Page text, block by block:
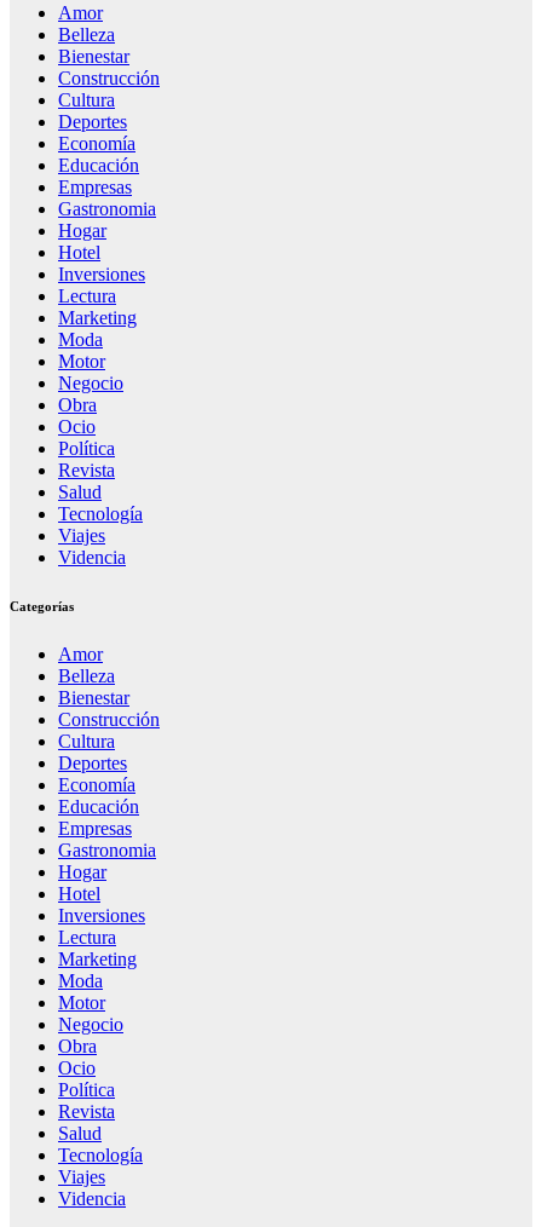
Amor
Belleza
Bienestar
Construcción
Cultura
Deportes
Economía
Educación
Empresas
Gastronomia
Hogar
Hotel
Inversiones
Lectura
Marketing
Moda
Motor
Negocio
Obra
Ocio
Política
Revista
Salud
Tecnología
Viajes
Videncia
Categorías
Amor
Belleza
Bienestar
Construcción
Cultura
Deportes
Economía
Educación
Empresas
Gastronomia
Hogar
Hotel
Inversiones
Lectura
Marketing
Moda
Motor
Negocio
Obra
Ocio
Política
Revista
Salud
Tecnología
Viajes
Videncia